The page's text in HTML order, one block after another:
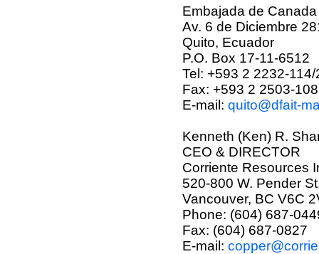
Embajada de Canada
Av. 6 de Diciembre
Quito, Ecuador
P.O. Box 17-11-6512
Tel: +593 2 2232-
Fax: +593 2 2503-108
E-mail: quito@dfait-
Kenneth (Ken) R.
CEO & DIRECTOR
Corriente Resources
520-800 W. Pender
Vancouver, BC V6C
Phone: (604) 687-
Fax: (604) 687-0827
E-mail: